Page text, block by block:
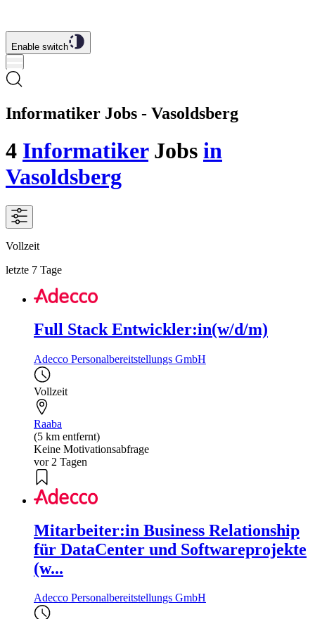
Enable switch
Informatiker Jobs - Vasoldsberg
4 InformatikerJobs in
Vasoldsberg
Vollzeit
letzte 7 Tage
Full Stack Entwickler:in(w/d/m)
Adecco Personalbereitstellungs GmbH
Vollzeit
Raaba
(5 km entfernt)
Keine Motivationsabfrage
vor 2 Tagen
Mitarbeiter:in Business Relationship
für DataCenter und Softwareprojekte
(w...
Adecco Personalbereitstellungs GmbH